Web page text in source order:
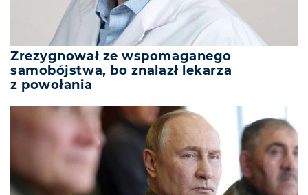
Zrezygnował ze wspomaganego
samobójstwa, bo znalazł lekarza
z powołania